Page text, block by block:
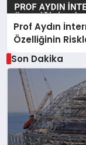
Prof Aydın
Özelliğinin
Son Dakika